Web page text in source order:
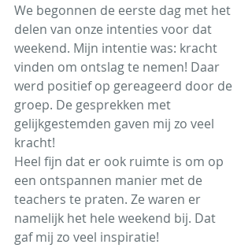
We begonnen de eerste dag met het
delen van onze intenties voor dat
weekend. Mijn intentie was: kracht
vinden om ontslag te nemen! Daar
werd positief op gereageerd door de
groep. De gesprekken met
gelijkgestemden gaven mij zo veel
kracht!
Heel fijn dat er ook ruimte is om op
een ontspannen manier met de
teachers te praten. Ze waren er
namelijk het hele weekend bij. Dat
gaf mij zo veel inspiratie!